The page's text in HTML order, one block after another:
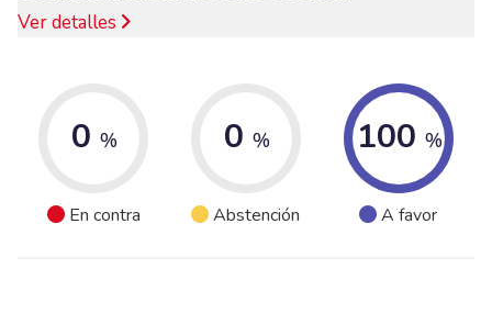
Ver detalles
0 %
En contra
0 %
Abstención
100 %
A favor